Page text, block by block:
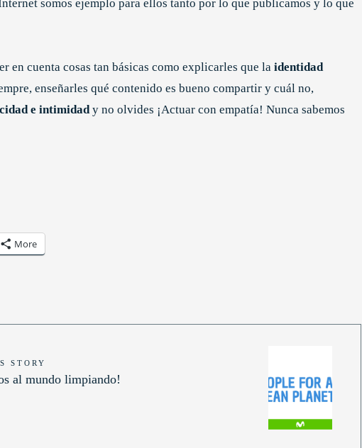
somos ejemplo para ellos tanto por lo que publicamos y lo que
en cuenta cosas tan básicas como explicarles que la identidad
enseñarles qué contenido es bueno compartir y cuál no,
e intimidady no olvides ¡Actuar con empatía! Nunca sabemos
More
STORY
al mundo limpiando!